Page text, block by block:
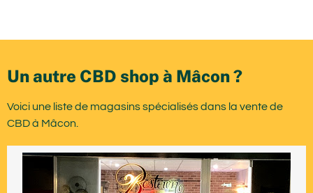
Un autre CBD shop à Mâcon ?
Voici une liste de magasins spécialisés dans la vente de
CBD à Mâcon.